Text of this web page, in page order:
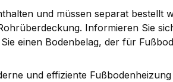
und müssen separat bestellt
Informieren Sie
einen Bodenbelag, der für
und effiziente